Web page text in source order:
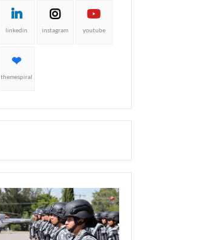
linkedin instagram youtube
themespiral